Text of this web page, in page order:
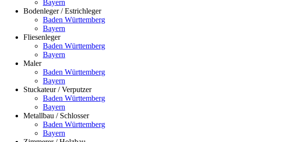
Bayern
Bodenleger / Estrichleger
Baden Württemberg
Bayern
Fliesenleger
Baden Württemberg
Bayern
Maler
Baden Württemberg
Bayern
Stuckateur / Verputzer
Baden Württemberg
Bayern
Metallbau / Schlosser
Baden Württemberg
Bayern